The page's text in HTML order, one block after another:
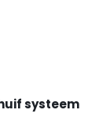
systeem